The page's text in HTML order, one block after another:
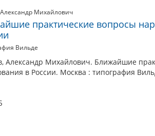
Михайлович
практические вопросы
Вильде
Александр Михайлович. Ближайшие
в России. Москва : типография